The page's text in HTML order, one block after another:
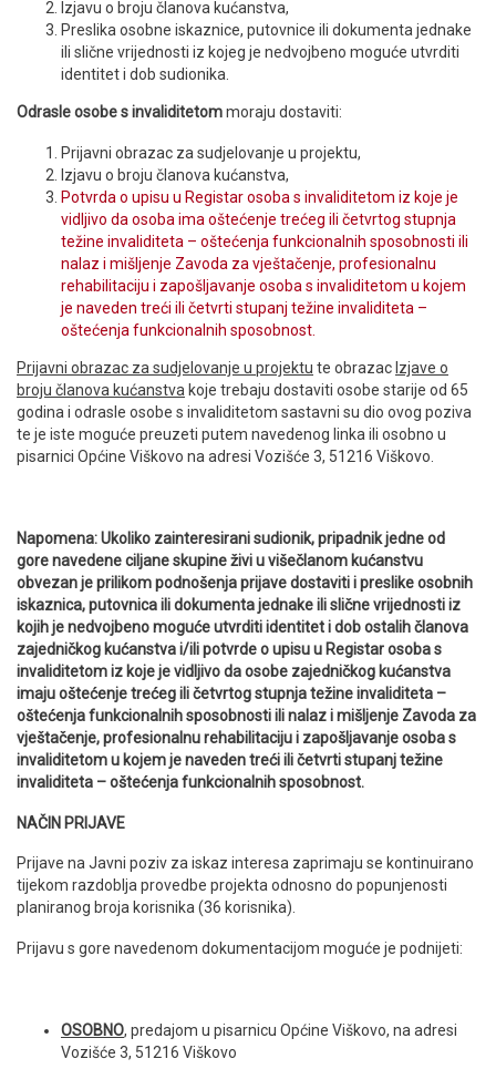
Izjavu o broju članova kućanstva,
Preslika osobne iskaznice, putovnice ili dokumenta jednake
ili slične vrijednosti iz kojeg je nedvojbeno moguće utvrditi
identitet i dob sudionika.
Odrasle osobe s invaliditetommoraju dostaviti:
Prijavni obrazac za sudjelovanje u projektu,
Izjavu o broju članova kućanstva,
Potvrda o upisu u Registar osoba s invaliditetom iz koje je
vidljivo da osoba ima oštećenje trećeg ili četvrtog stupnja
težine invaliditeta – oštećenja funkcionalnih sposobnosti ili
nalaz i mišljenje Zavoda za vještačenje, profesionalnu
rehabilitaciju i zapošljavanje osoba s invaliditetom u kojem
je naveden treći ili četvrti stupanj težine invaliditeta –
oštećenja funkcionalnih sposobnost.
Prijavni obrazac za sudjelovanje u projektu te obrazac Izjave o
broju članova kućanstva koje trebaju dostaviti osobe starije od 65
godina i odrasle osobe s invaliditetom sastavni su dio ovog poziva
te je iste moguće preuzeti putem navedenog linka ili osobno u
pisarnici Općine Viškovo na adresi Vozišće 3, 51216 Viškovo.
Napomena:Ukoliko zainteresirani sudionik, pripadnik jedne od
gore navedene ciljane skupine živi u višečlanom kućanstvu
obvezan je prilikom podnošenja prijave dostaviti i preslike osobnih
iskaznica, putovnica ili dokumenta jednake ili slične vrijednosti iz
kojih je nedvojbeno moguće utvrditi identitet i dob ostalih članova
zajedničkog kućanstva i/ili potvrde o upisu u Registar osoba s
invaliditetom iz koje je vidljivo da osobe zajedničkog kućanstva
imaju oštećenje trećeg ili četvrtog stupnja težine invaliditeta –
oštećenja funkcionalnih sposobnosti ili nalaz i mišljenje Zavoda za
vještačenje, profesionalnu rehabilitaciju i zapošljavanje osoba s
invaliditetom u kojem je naveden treći ili četvrti stupanj težine
invaliditeta – oštećenja funkcionalnih sposobnost.
NAČIN PRIJAVE
Prijave na Javni poziv za iskaz interesa zaprimaju se kontinuirano
tijekom razdoblja provedbe projekta odnosno do popunjenosti
planiranog broja korisnika (36 korisnika).
Prijavu s gore navedenom dokumentacijom moguće je podnijeti:
OSOBNO, predajom u pisarnicu Općine Viškovo, na adresi
Vozišće 3, 51216 Viškovo